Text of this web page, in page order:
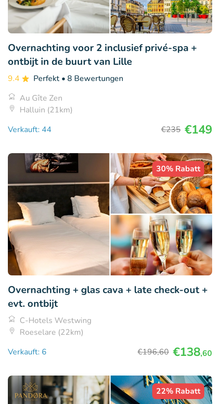
Overnachting voor 2 inclusief privé-spa +
ontbijt in de buurt van Lille
9.4 Perfekt • 8 Bewertungen
Au Gîte Zen
Halluin (21km)
Verkauft: 44
€235 €149
30% Rabatt
Overnachting + glas cava + late check-out +
evt. ontbijt
C-Hotels Westwing
Roeselare (22km)
Verkauft: 6
€196,60 €138,60
22% Rabatt